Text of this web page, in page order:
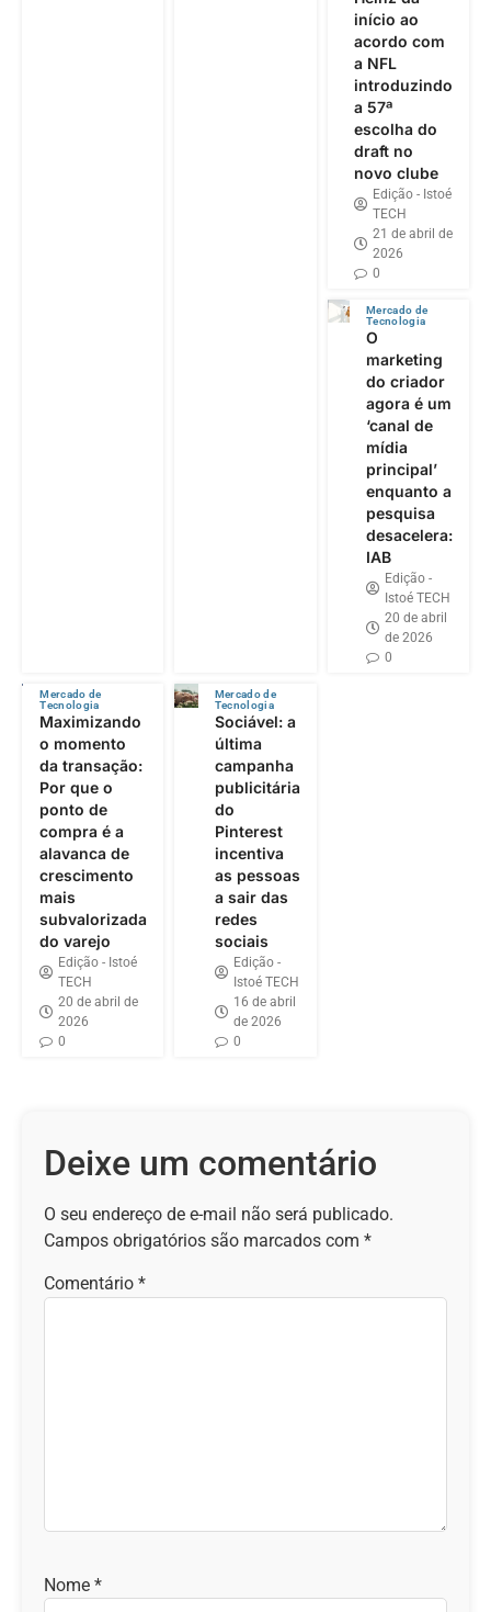
início ao
acordo com
a NFL
introduzindo
a 57ª
escolha do
draft no
novo clube
Edição - Istoé
TECH
21 de abril de
2026
0
Mercado de
Tecnologia
O
marketing
do criador
agora é um
‘canal de
mídia
principal’
enquanto a
pesquisa
desacelera:
IAB
Edição -
Istoé TECH
20 de abril
de 2026
0
Mercado de
Tecnologia
Maximizando
o momento
da transação:
Por que o
ponto de
compra é a
alavanca de
crescimento
mais
subvalorizada
do varejo
Edição - Istoé
TECH
20 de abril de
2026
0
Mercado de
Tecnologia
Sociável: a
última
campanha
publicitária
do
Pinterest
incentiva
as pessoas
a sair das
redes
sociais
Edição -
Istoé TECH
16 de abril
de 2026
0
Deixe um comentário
O seu endereço de e-mail não será publicado.
Campos obrigatórios são marcados com *
Comentário *
Nome *